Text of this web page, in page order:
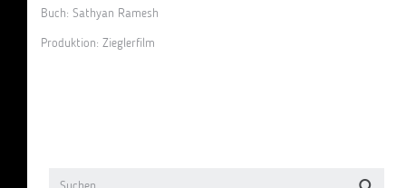
Buch: Sathyan Ramesh
Produktion: Zieglerfilm